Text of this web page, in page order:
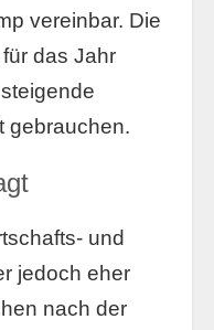
vereinbar. Die
das Jahr
gebrauchen.
und
jedoch eher
nach der